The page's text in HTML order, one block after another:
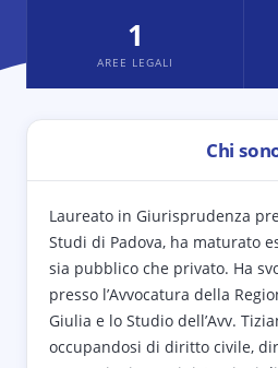
1
AREE LEGALI
Chi
Laureato in Giurisprudenza
Studi di Padova, ha maturato
sia pubblico che privato. Ha
presso l’Avvocatura della
Giulia e lo Studio dell’Avv.
occupandosi di diritto civile,